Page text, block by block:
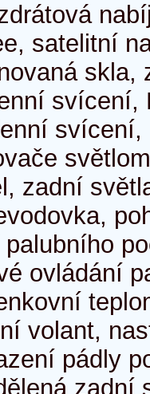
satelitní
skla,
svícení,
zadní
ovládání
volant,
pádly
zadní